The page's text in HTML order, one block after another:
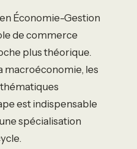
Économie-Gestion
de commerce
plus théorique.
macroéconomie, les
est indispensable
spécialisation